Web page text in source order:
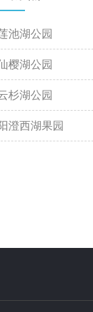
池湖公园
樱湖公园
杉湖公园
澄西湖果园